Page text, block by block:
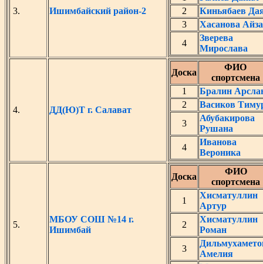
3. Ишимбайский район-2
2
Киньябаев
3
Хасанова Айза
4
Зверева
Мирослава
4. ДД(Ю)Т г. Салават
Доска
ФИО
спортсмена
1
Бралин
2
Васиков
3
Абубакирова
Рушана
4
Иванова
Вероника
5.
МБОУ СОШ №14 г.
Ишимбай
Доска
ФИО
спортсмена
1
Хисматуллин
Артур
2
Хисматуллин
Роман
3
Амелия